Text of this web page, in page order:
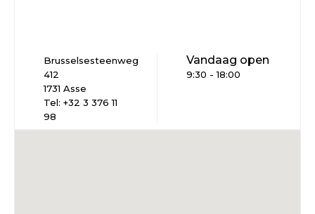
Brusselsesteenweg
412
1731 Asse
Tel: +32 3 376 11
98
Vandaag open
9:30 - 18:00